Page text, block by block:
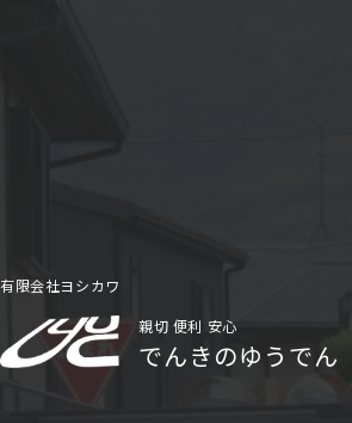
有限会社ヨシカワ
親切 便利 安心
でんきのゆうでん